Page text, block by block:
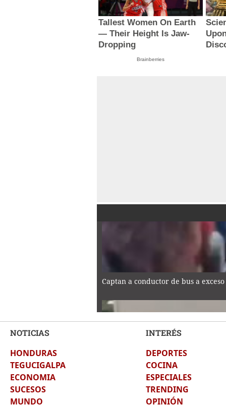
Tallest Women On Earth
— Their Height Is Jaw-
Dropping
Brainberries
Captan a conductor de bus a
¡Locura en Chile por la llegada de
NOTICIAS
HONDURAS
TEGUCIGALPA
ECONOMIA
SUCESOS
MUNDO
INTERÉS
DEPORTES
COCINA
ESPECIALES
TRENDING
OPINIÓN